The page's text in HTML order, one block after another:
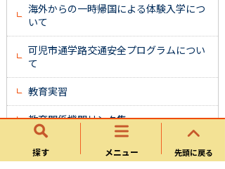
探す メニュー 先頭に戻る
海外からの一時帰国による体験入学につ
いて
可児市通学路交通安全プログラムについ
て
教育実習
教育関係機関リンク集
ホルンを寄附していただきました（東可
児中学校）